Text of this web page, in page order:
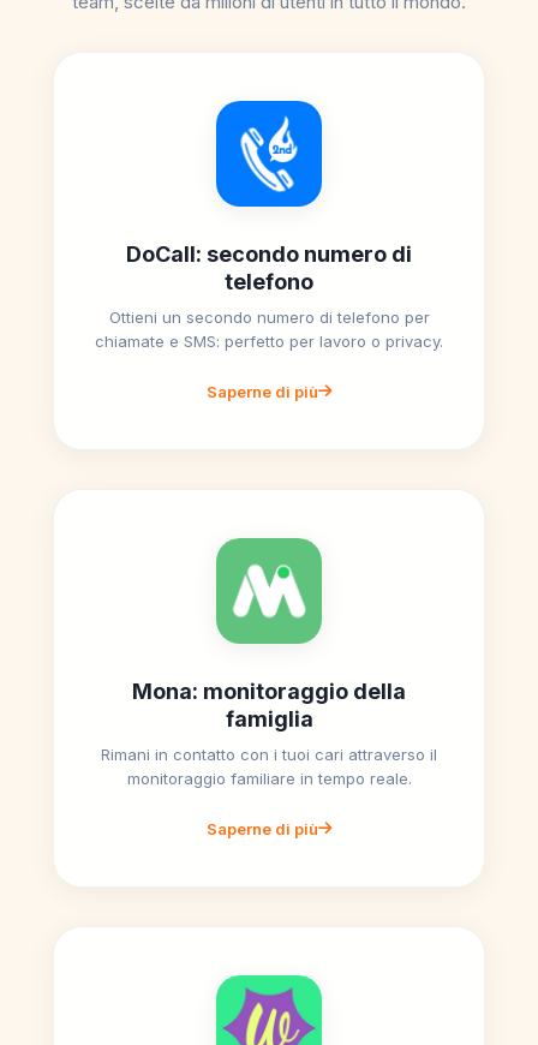
DoCall: secondo numero di
telefono
Ottieni un secondo numero di telefono per
chiamate e SMS: perfetto per lavoro o privacy.
Saperne di più
Mona: monitoraggio della
famiglia
Rimani in contatto con i tuoi cari attraverso il
monitoraggio familiare in tempo reale.
Saperne di più